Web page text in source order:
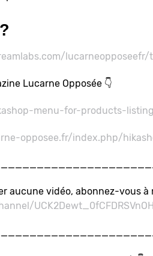
lucarneopposeefr/
Lucarne Opposée 👇
menu-for-products-
opposee.fr/index.php/
aucune vidéo, abonnez-vous